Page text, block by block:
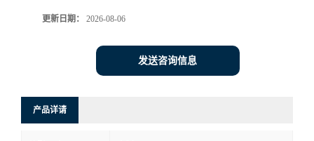
更新日期： 2026-08-06
发送咨询信息
产品详请